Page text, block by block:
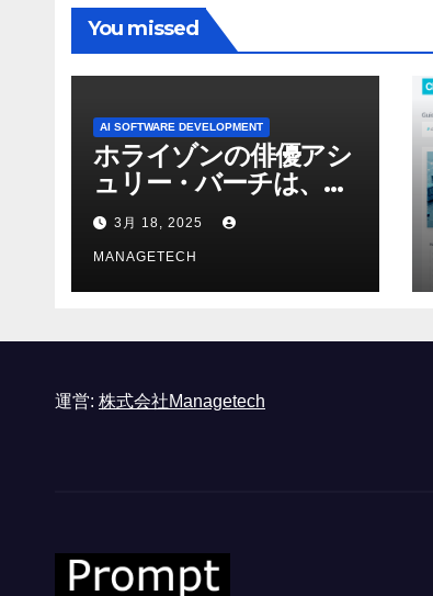
You missed
AI SOFTWARE DEVELOPMENT
ホライゾンの俳優アシ
ュリー・バーチは、ソ
ニーのAIアロイのビデ
オを見て「ゲームパフ
ォーマンスという芸術
形式に不安を感じた」
3月 18, 2025
MANAGETECH
運営: 株式会社Managetech